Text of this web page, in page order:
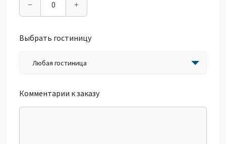
− +
Выбрать гостиницу
Любая гостиница
Комментарии к заказу